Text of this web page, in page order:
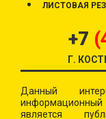
ЛИСТОВАЯ
+7
Г.
Данный
информационный
является